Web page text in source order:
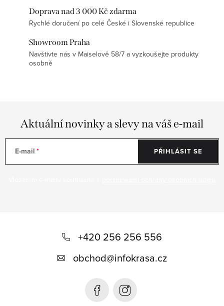
Doprava nad 3 000 Kč zdarma
Rychlé doručení po celé České i Slovenské republice
Showroom Praha
Navštivte nás v Maiselově 58/7 a vyzkoušejte produkty
osobně
Aktuální novinky a slevy na váš e-mail
E-mail PŘIHLÁSIT SE
+420 256 256 556
obchod@infokrasa.cz